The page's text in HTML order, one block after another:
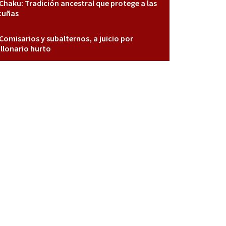
Tradición ancestral que protege a las
y subalternos, a juicio por
hurto